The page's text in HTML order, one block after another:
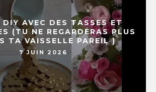
DIY AVEC DES TASSES ET
(TU NE REGARDERAS PLUS
TA VAISSELLE PAREIL )
7 JUIN 2026